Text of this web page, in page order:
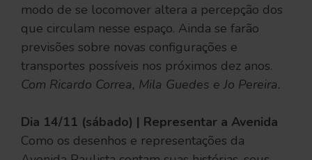
modo de se locomover altera a percepção dos
que circulam nesse espaço. Ainda se farão
previsões sobre novas configurações e
transportes possíveis nos próximos dez anos.
Com Ricardo Correa, Mila Guedes e Jo Pereira.
Dia 14/11 (sábado) | Representar a Avenida
Como os desenhos e representações da